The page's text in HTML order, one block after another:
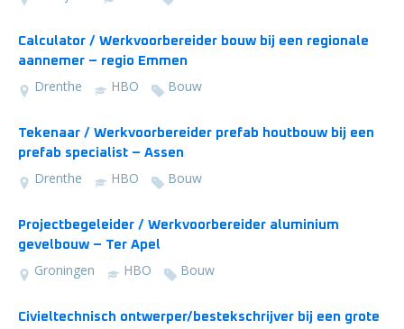
Calculator / Werkvoorbereider bouw bij een regionale
aannemer – regio Emmen
Drenthe HBO Bouw
Tekenaar / Werkvoorbereider prefab houtbouw bij een
prefab specialist – Assen
Drenthe HBO Bouw
Projectbegeleider / Werkvoorbereider aluminium
gevelbouw – Ter Apel
Groningen HBO Bouw
Civieltechnisch ontwerper/bestekschrijver bij een grote